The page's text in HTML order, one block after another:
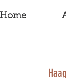
Home